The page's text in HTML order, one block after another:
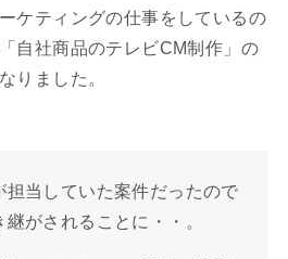
ケティングの仕事をしているの
自社商品のテレビCM制作」の
りました。
担当していた案件だったので
がされることに・・。